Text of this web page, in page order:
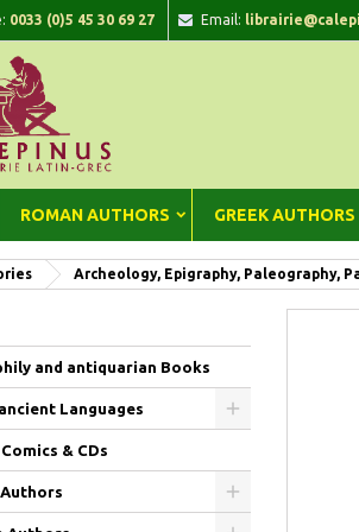
0033 (0)5 45 30 69 27 Email:
ROMAN AUTHORS GREEK AUTHORS
Archeology, Epigraphy, Paleography,
and antiquarian Books
Languages
& CDs